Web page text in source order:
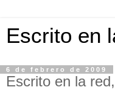
Escrito en
6 de febrero de 2009
Escrito en la